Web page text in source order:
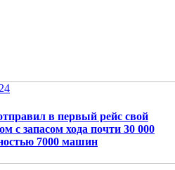
в первый рейс свой
с запасом хода почти 30 000
7000 машин